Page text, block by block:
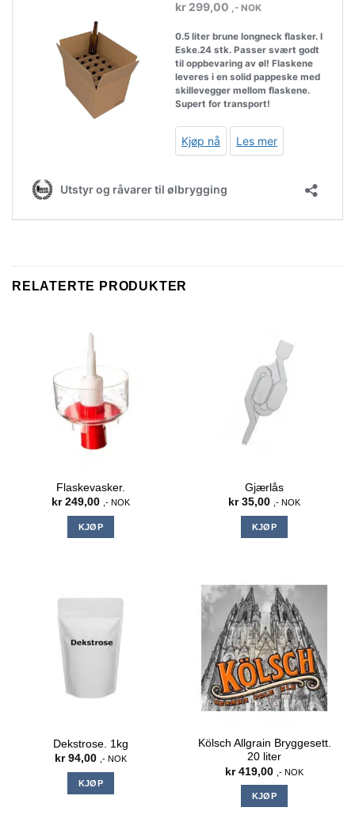
RELATERTE PRODUKTER
Flaskevasker.
kr249,00 ,- NOK
KJØP
Gjærlås
kr35,00 ,- NOK
KJØP
Dekstrose. 1kg
kr94,00 ,- NOK
KJØP
Kölsch Allgrain Bryggesett.
20 liter
kr419,00 ,- NOK
KJØP